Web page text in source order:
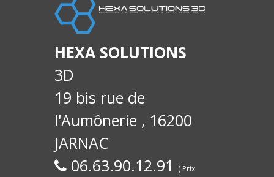
Commerce,
HEXA SOLUTIONS
3D
19 bis rue de
l'Aumônerie , 16200
JARNAC
06.63.90.12.91
( Prix